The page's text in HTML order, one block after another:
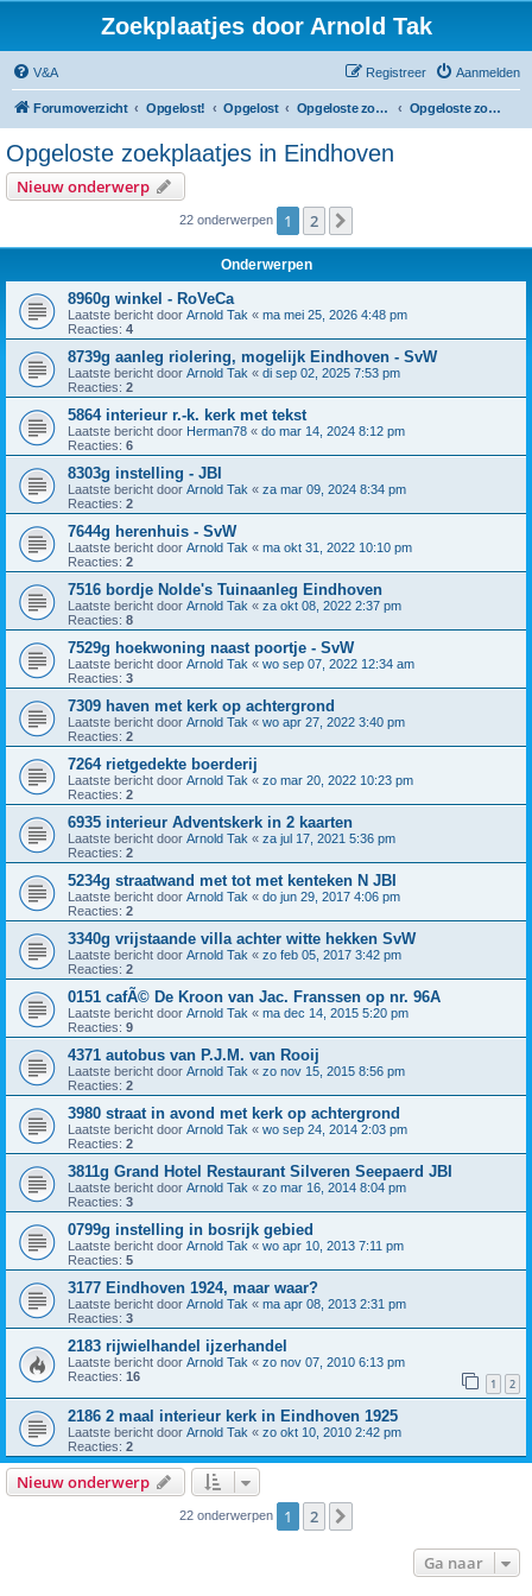
Zoekplaatjes door Arnold Tak
V&A Aanmelden
Registreer
Forumoverzicht Opgelost! Opgelost Opgeloste zoekplaatjes in Noord-Brabant Opgeloste zoekplaatjes in Eindhoven
Opgeloste zoekplaatjes in Eindhoven
Nieuw onderwerp
22 onderwerpen 1 2
Onderwerpen
8960g winkel - RoVeCa
Laatste bericht door Arnold Tak « ma mei 25, 2026 4:48 pm
Reacties: 4
8739g aanleg riolering, mogelijk Eindhoven - SvW
Laatste bericht door Arnold Tak « di sep 02, 2025 7:53 pm
Reacties: 2
5864 interieur r.-k. kerk met tekst
Laatste bericht door Herman78 « do mar 14, 2024 8:12 pm
Reacties: 6
8303g instelling - JBI
Laatste bericht door Arnold Tak « za mar 09, 2024 8:34 pm
Reacties: 2
7644g herenhuis - SvW
Laatste bericht door Arnold Tak « ma okt 31, 2022 10:10 pm
Reacties: 2
7516 bordje Nolde's Tuinaanleg Eindhoven
Laatste bericht door Arnold Tak « za okt 08, 2022 2:37 pm
Reacties: 8
7529g hoekwoning naast poortje - SvW
Laatste bericht door Arnold Tak « wo sep 07, 2022 12:34 am
Reacties: 3
7309 haven met kerk op achtergrond
Laatste bericht door Arnold Tak « wo apr 27, 2022 3:40 pm
Reacties: 2
7264 rietgedekte boerderij
Laatste bericht door Arnold Tak « zo mar 20, 2022 10:23 pm
Reacties: 2
6935 interieur Adventskerk in 2 kaarten
Laatste bericht door Arnold Tak « za jul 17, 2021 5:36 pm
Reacties: 2
5234g straatwand met tot met kenteken N JBI
Laatste bericht door Arnold Tak « do jun 29, 2017 4:06 pm
Reacties: 2
3340g vrijstaande villa achter witte hekken SvW
Laatste bericht door Arnold Tak « zo feb 05, 2017 3:42 pm
Reacties: 2
0151 cafÃ© De Kroon van Jac. Franssen op nr. 96A
Laatste bericht door Arnold Tak « ma dec 14, 2015 5:20 pm
Reacties: 9
4371 autobus van P.J.M. van Rooij
Laatste bericht door Arnold Tak « zo nov 15, 2015 8:56 pm
Reacties: 2
3980 straat in avond met kerk op achtergrond
Laatste bericht door Arnold Tak « wo sep 24, 2014 2:03 pm
Reacties: 2
3811g Grand Hotel Restaurant Silveren Seepaerd JBI
Laatste bericht door Arnold Tak « zo mar 16, 2014 8:04 pm
Reacties: 3
0799g instelling in bosrijk gebied
Laatste bericht door Arnold Tak « wo apr 10, 2013 7:11 pm
Reacties: 5
3177 Eindhoven 1924, maar waar?
Laatste bericht door Arnold Tak « ma apr 08, 2013 2:31 pm
Reacties: 3
2183 rijwielhandel ijzerhandel
Laatste bericht door Arnold Tak « zo nov 07, 2010 6:13 pm
Reacties: 16 1 2
2186 2 maal interieur kerk in Eindhoven 1925
Laatste bericht door Arnold Tak « zo okt 10, 2010 2:42 pm
Reacties: 2
Nieuw onderwerp
22 onderwerpen 1 2
Ga naar